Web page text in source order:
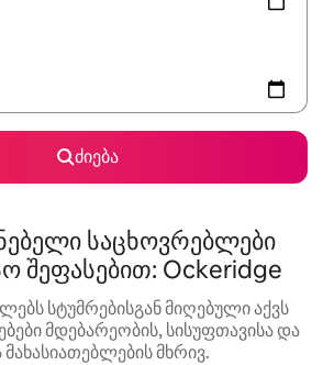
ძიება
საცხოვრებლები
შეფასებით: Ockeridge
სტუმრებისგან მიღებული აქვს
მდებარეობის, სისუფთავისა და
მახასიათებლების მხრივ.